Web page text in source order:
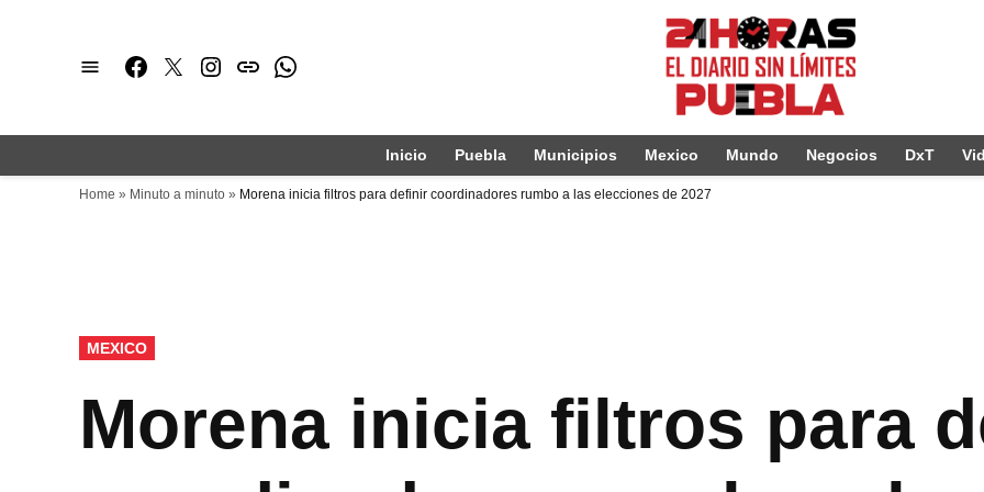
Facebook
TwitterInstagram
issuuWhatsapp
Inicio Puebla Municipios Mexico Mundo Negocios DxT
Home » Minuto a minuto » Morena inicia filtros para definir coordinadores rumbo a las elecciones de 2027
PUBLICADO
EN
MEXICO
Morena inicia filtros para